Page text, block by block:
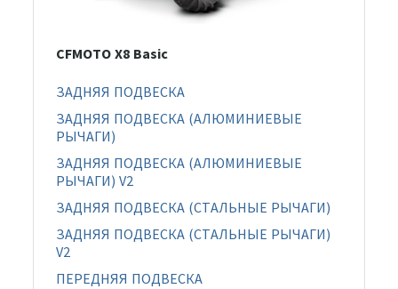
CFMOTO X8 Basic
ЗАДНЯЯ ПОДВЕСКА
ЗАДНЯЯ ПОДВЕСКА (АЛЮМИНИЕВЫЕ
РЫЧАГИ)
ЗАДНЯЯ ПОДВЕСКА (АЛЮМИНИЕВЫЕ
РЫЧАГИ) V2
ЗАДНЯЯ ПОДВЕСКА (СТАЛЬНЫЕ РЫЧАГИ)
ЗАДНЯЯ ПОДВЕСКА (СТАЛЬНЫЕ РЫЧАГИ)
V2
ПЕРЕДНЯЯ ПОДВЕСКА